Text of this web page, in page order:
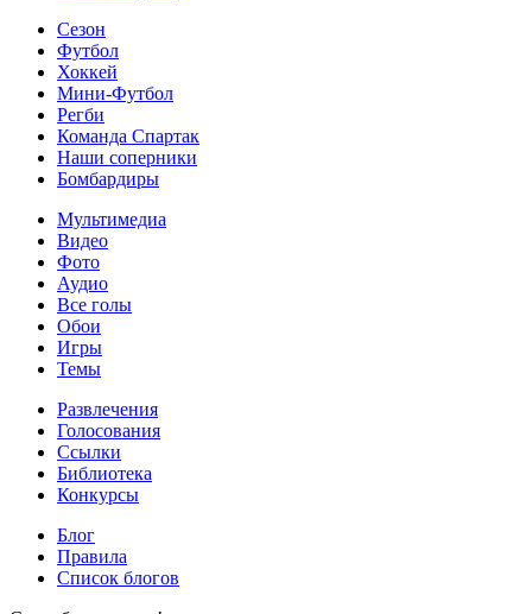
Сезон
Футбол
Хоккей
Мини-Футбол
Регби
Команда Спартак
Наши соперники
Бомбардиры
Мультимедиа
Видео
Фото
Аудио
Все голы
Обои
Игры
Темы
Развлечения
Голосования
Ссылки
Библиотека
Конкурсы
Блог
Правила
Список блогов